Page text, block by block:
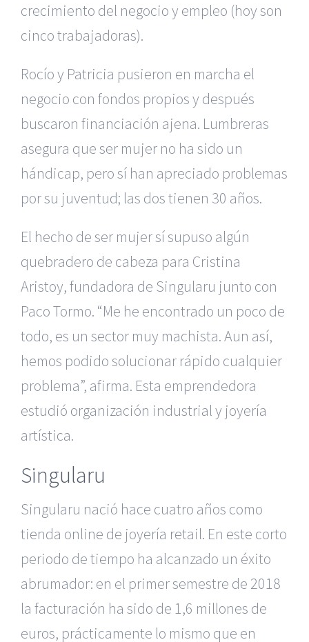
crecimiento del negocio y empleo (hoy son
cinco trabajadoras).
Rocío y Patricia pusieron en marcha el
negocio con fondos propios y después
buscaron financiación ajena. Lumbreras
asegura que ser mujer no ha sido un
hándicap, pero sí han apreciado problemas
por su juventud; las dos tienen 30 años.
El hecho de ser mujer sí supuso algún
quebradero de cabeza para Cristina
Aristoy, fundadora de Singularu junto con
Paco Tormo. “Me he encontrado un poco de
todo, es un sector muy machista. Aun así,
hemos podido solucionar rápido cualquier
problema”, afirma. Esta emprendedora
estudió organización industrial y joyería
artística.
Singularu
Singularu nació hace cuatro años como
tienda online de joyería retail. En este corto
periodo de tiempo ha alcanzado un éxito
abrumador: en el primer semestre de 2018
la facturación ha sido de 1,6 millones de
euros, prácticamente lo mismo que en